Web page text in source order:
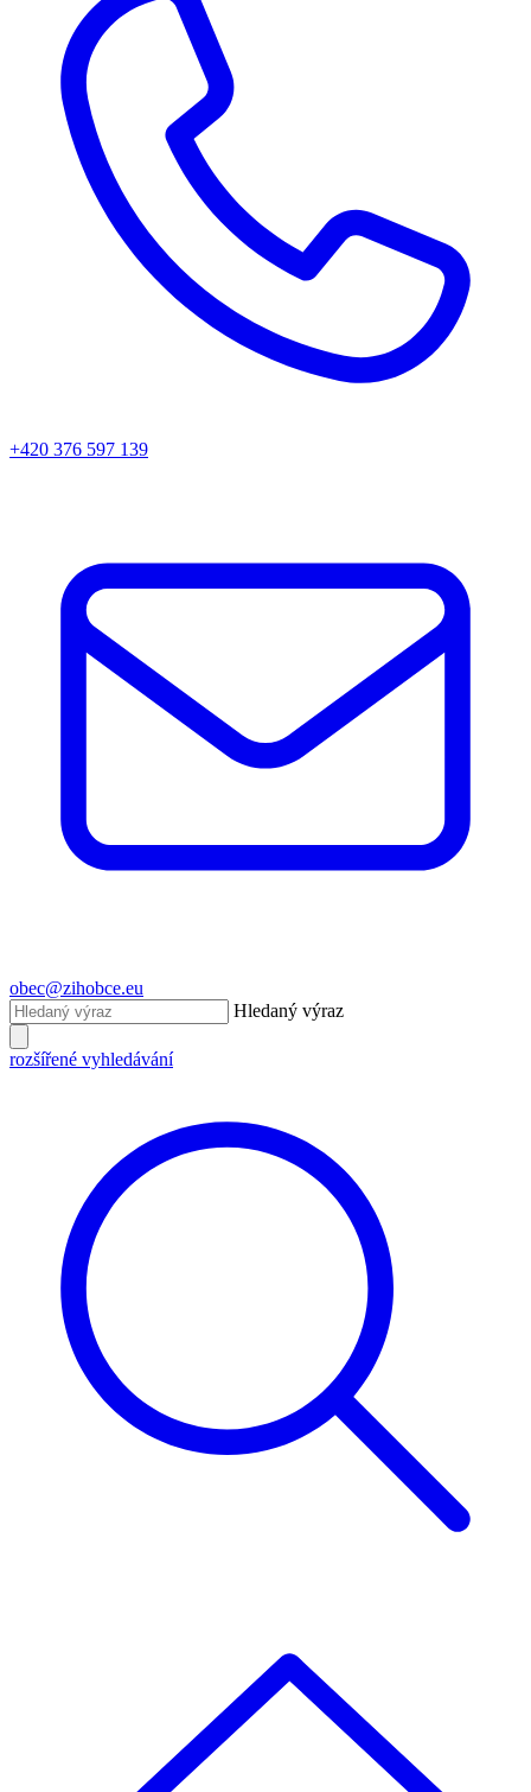
+420 376 597 139
obec@zihobce.eu
Hledaný výraz
rozšířené vyhledávání